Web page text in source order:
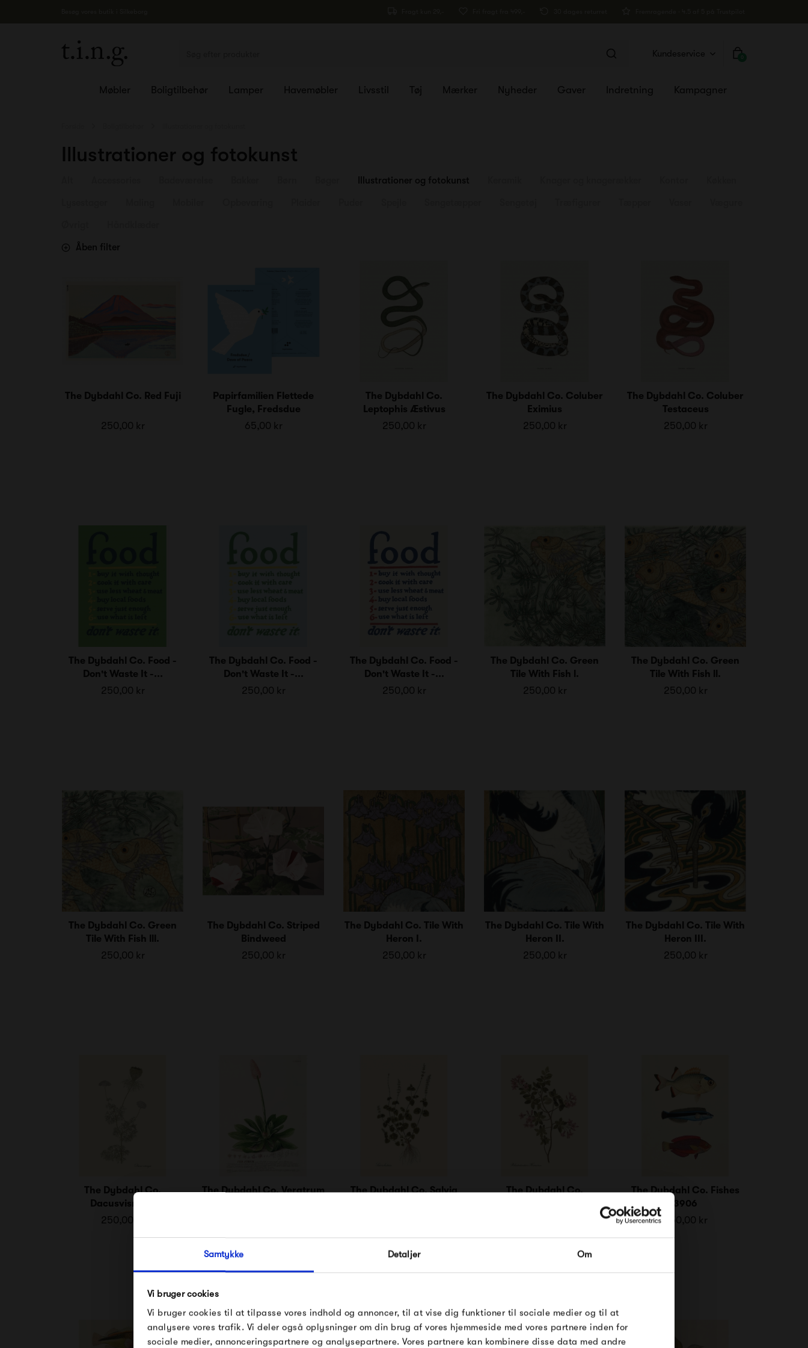
Samtykke Detaljer Om
Vi bruger cookies
Vi bruger cookies til at tilpasse vores indhold og annoncer, til at vise dig funktioner til sociale medier og til at
analysere vores trafik. Vi deler også oplysninger om din brug af vores hjemmeside med vores partnere inden for
sociale medier, annonceringspartnere og analysepartnere. Vores partnere kan kombinere disse data med andre
0
Kundeservice
Møbler Boligtilbehør Lamper Havemøbler Livsstil Tøj Mærker Nyheder Gaver Indretning Kampagner
Illustrationer og fotokunst
Illustrationer og fotokunst
Åben filter
The Dybdahl Co. Red Fuji
250,00 kr
Papirfamilien Flettede
Fugle, Fredsdue
65,00 kr
The Dybdahl Co.
Leptophis Æstivus
250,00 kr
The Dybdahl Co. Coluber
Eximius
250,00 kr
The Dybdahl Co. Coluber
Testaceus
250,00 kr
The Dybdahl Co. Food -
Don't Waste It -...
250,00 kr
The Dybdahl Co. Food -
Don't Waste It -...
250,00 kr
The Dybdahl Co. Food -
Don't Waste It -...
250,00 kr
The Dybdahl Co. Green
Tile With Fish l.
250,00 kr
The Dybdahl Co. Green
Tile With Fish ll.
250,00 kr
The Dybdahl Co. Green
Tile With Fish lll.
250,00 kr
The Dybdahl Co. Striped
Bindweed
250,00 kr
The Dybdahl Co. Tile With
Heron I.
250,00 kr
The Dybdahl Co. Tile With
Heron II.
250,00 kr
The Dybdahl Co. Tile With
Heron III.
250,00 kr
The Dybdahl Co.
Dacusvisnaga
250,00 kr
The Dybdahl Co. Veratrum
The Dybdahl Co. Salvia
The Dybdahl Co.
The Dybdahl Co. Fishes
3906
250,00 kr
FÅ 10% PÅ DIN NÆSTE ORDRE
Gælder ikke på produkter fra Fermob, File Under
Pop og i forvejen nedsatte produkter.